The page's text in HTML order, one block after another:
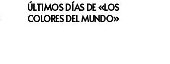
ÚLTIMOS DÍAS DE «LOS
COLORES DEL MUNDO»